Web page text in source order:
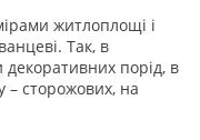
житлоплощі і
Так, в
декоративних порід, в
– сторожових, на